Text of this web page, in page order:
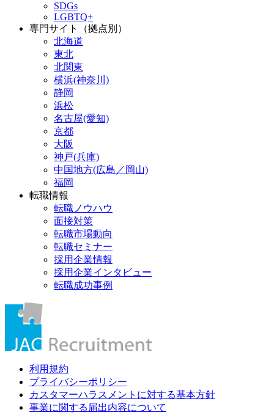
SDGs
LGBTQ+
専門サイト（拠点別）
北海道
東北
北関東
横浜(神奈川)
静岡
浜松
名古屋(愛知)
京都
大阪
神戸(兵庫)
中国地方(広島／岡山)
福岡
転職情報
転職ノウハウ
面接対策
転職市場動向
転職セミナー
採用企業情報
採用企業インタビュー
転職成功事例
利用規約
プライバシーポリシー
カスタマーハラスメントに対する基本方針
事業に関する届出内容について